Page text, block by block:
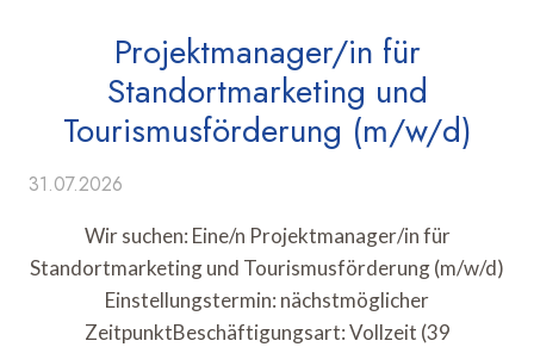
Projektmanager/in für
Standortmarketing und
Tourismusförderung (m/w/d)
31.07.2026
Wir suchen: Eine/n Projektmanager/in für
Standortmarketing und Tourismusförderung (m/w/d)
Einstellungstermin: nächstmöglicher
ZeitpunktBeschäftigungsart: Vollzeit (39